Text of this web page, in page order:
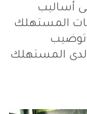
أساليب
المستهلك
لدى المستهلك